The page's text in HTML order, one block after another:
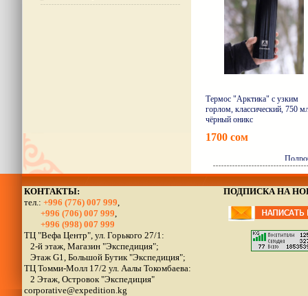
Термос "Арктика" с узким
горлом, классический, 750
чёрный оникс
1700 сом
КОНТАКТЫ:
тел.: +996 (776) 007 999,
+996 (706) 007 999,
+996 (998) 007 999
ТЦ "Вефа Центр", ул. Горького 27/1:
2-й этаж, Магазин "Экспедиция";
Этаж G1, Большой Бутик "Экспедиция";
ТЦ Томми-Молл 17/2 ул. Аалы Токомбаева:
2 Этаж, Островок "Экспедиция"
corporative@expedition.kg
ПОДПИСКА НА